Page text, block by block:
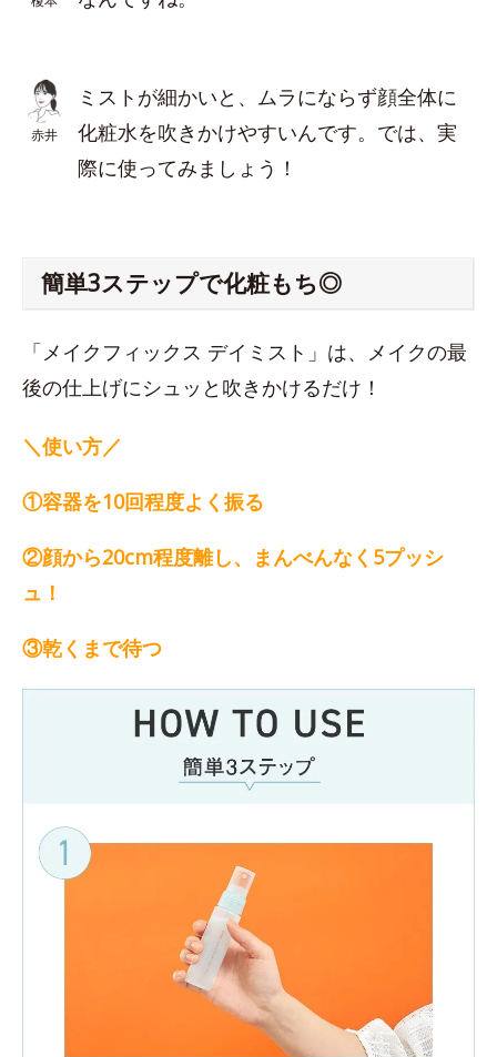
赤井
ミストが細かいと、ムラにならず顔全体に
化粧水を吹きかけやすいんです。では、実
際に使ってみましょう！
簡単3ステップで化粧もち◎
「メイクフィックス デイミスト」は、メイクの最
後の仕上げにシュッと吹きかけるだけ！
＼使い方／
①容器を10回程度よく振る
②顔から20cm程度離し、まんべんなく5プッシ
ュ！
③乾くまで待つ